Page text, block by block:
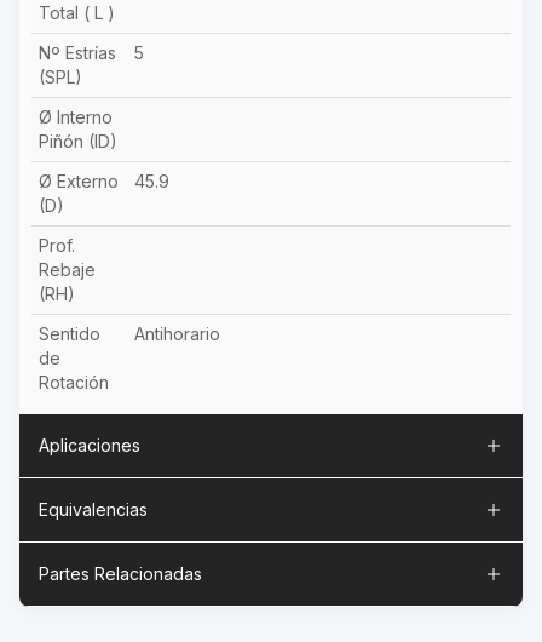
Total ( L )
Nº Estrías
(SPL)
5
Ø Interno
Piñón (ID)
Ø Externo
(D)
45.9
Prof.
Rebaje
(RH)
Sentido
de
Rotación
Antihorario
Aplicaciones
Equivalencias
Partes Relacionadas